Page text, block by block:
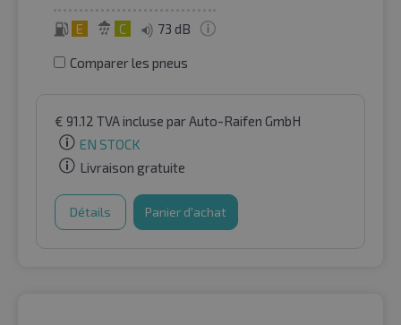
E C 73 dB
Comparer les pneus
€ 91.12 TVA incluse par Auto-Raifen GmbH
EN STOCK
Livraison gratuite
Détails Panier d'achat